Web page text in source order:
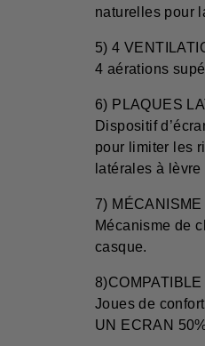
naturelles pour
5) 4
4 aérations
6) PLAQUES
Dispositif
pour limiter les
latérales à
7)
Mécanisme de
casque.
Joues de
UN ECRAN